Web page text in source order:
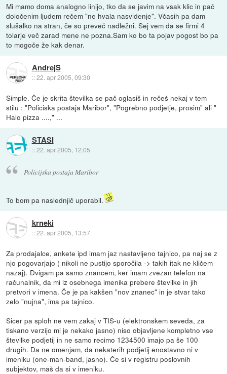
Mi mamo doma analogno linijo, tko da se javim na vsak klic in pač
določenim ljudem rečem "ne hvala nasvidenje". Včasih pa dam
slušalko na stran, če so preveč nadležni. Sej vem da se firmi 4
tolarje več zarad mene ne pozna.Sam ko bo ta pojav pogost bo pa
to mogoče že kak denar.
AndrejS
::22. apr 2005, 09:30
Simple. Če je skrita številka se pač oglasiš in rečeš nekaj v tem
stilu : "Policiska postaja Maribor", "Pogrebno podjetje, prosim" ali "
Halo pizza ....," ...
STASI
::22. apr 2005, 12:05
Policijska postaja Maribor
To bom pa naslednjič uporabil.
krneki
::22. apr 2005, 13:57
Za prodajalce, ankete ipd imam jaz nastavljeno tajnico, pa naj se z
njo pogovarjajo ( nikoli ne pustijo sporočila -> takih itak ne kličem
nazaj). Dvigam pa samo znancem, ker imam zvezan telefon na
računalnik, da mi iz osebnega imenika prebere številke in jih
pretvori v imena. Če je pa kakšen "nov znanec" in je stvar tako
zelo "nujna", ima pa tajnico.
Sicer pa sploh ne vem zakaj v TIS-u (elektronskem seveda, za
tiskano verzijo mi je nekako jasno) niso objavljene kompletno vse
številke podjetij in ne samo recimo 1234500 imajo pa še 100
drugih. Da ne omenjam, da nekaterih podjetij enostavno ni v
imeniku (one-man-band, jasno). Če si v registru poslovnih
subjektov, maš da si v imeniku.